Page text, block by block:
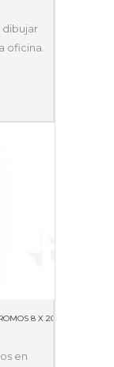
dibujar
oficina.
8 X 20MM 01633
en